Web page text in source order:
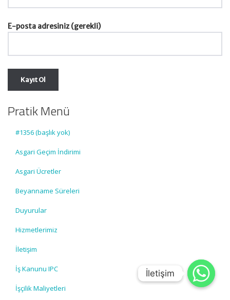
E-posta adresiniz (gerekli)
Pratik Menü
#1356 (başlık yok)
Asgari Geçim İndirimi
Asgari Ücretler
Beyanname Süreleri
Duyurular
Hizmetlerimiz
İletişim
İş Kanunu IPC
İşçilik Maliyetleri
İletişim
İletişim